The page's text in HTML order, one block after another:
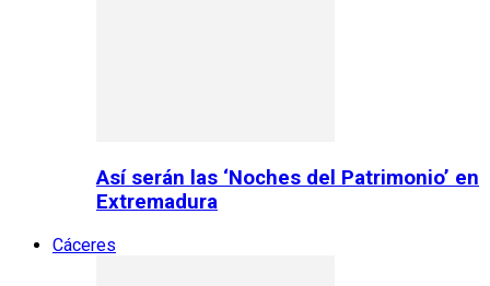
Así serán las ‘Noches del Patrimonio’ en
Extremadura
Cáceres